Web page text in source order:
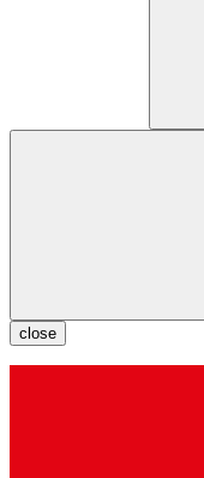
close